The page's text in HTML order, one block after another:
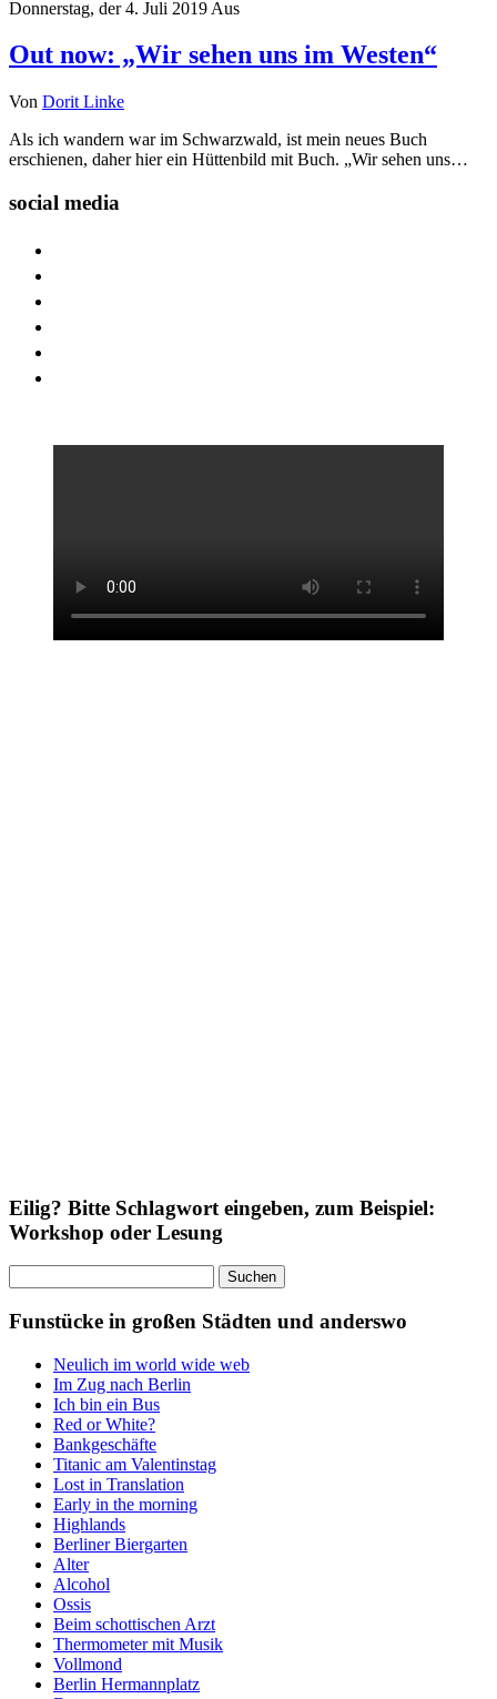
Donnerstag, der 4. Juli 2019 Aus
Out now: „Wir sehen uns im Westen“
Von Dorit Linke
Als ich wandern war im Schwarzwald, ist mein neues Buch
erschienen, daher hier ein Hüttenbild mit Buch. „Wir sehen uns…
social media
Eilig? Bitte Schlagwort eingeben, zum Beispiel:
Workshop oder Lesung
nach:
Funstücke in großen Städten und anderswo
Neulich im world wide web
Im Zug nach Berlin
Ich bin ein Bus
Red or White?
Bankgeschäfte
Titanic am Valentinstag
Lost in Translation
Early in the morning
Highlands
Berliner Biergarten
Alter
Alcohol
Ossis
Beim schottischen Arzt
Thermometer mit Musik
Vollmond
Berlin Hermannplatz